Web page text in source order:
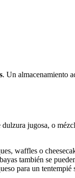
. Un almacenamiento
jugosa, o
waffles o
también se
para un tentempié